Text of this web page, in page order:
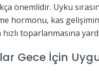
önemlidir. Uyku
hormonu, kas
toparlanmasına
Gece İçin